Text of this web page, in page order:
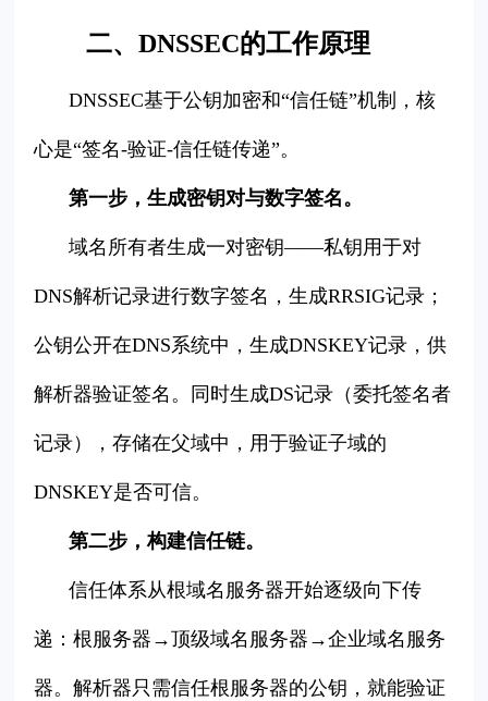
二、DNSSEC的工作原理
DNSSEC基于公钥加密和“信任链”机制，核
心是“签名-验证-信任链传递”。
第一步，生成密钥对与数字签名。
域名所有者生成一对密钥——私钥用于对
DNS解析记录进行数字签名，生成RRSIG记录；
公钥公开在DNS系统中，生成DNSKEY记录，供
解析器验证签名。同时生成DS记录（委托签名者
记录），存储在父域中，用于验证子域的
DNSKEY是否可信。
第二步，构建信任链。
信任体系从根域名服务器开始逐级向下传
递：根服务器→顶级域名服务器→企业域名服务
器。解析器只需信任根服务器的公钥，就能验证